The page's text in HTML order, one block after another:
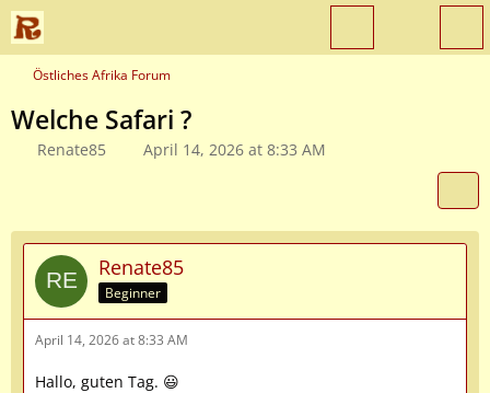
Östliches Afrika Forum
Welche Safari ?
Renate85 April 14, 2026 at 8:33 AM
Renate85
Beginner
April 14, 2026 at 8:33 AM
Hallo, guten Tag. 😃